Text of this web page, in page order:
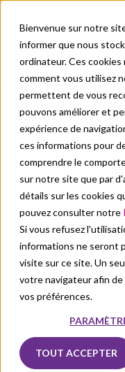
Bienvenue sur notre
informer que nous
ordinateur. Ces
comment vous utilisez
permettent de vous
pouvons améliorer et
expérience de
ces informations pour
comprendre le
sur notre site que par
détails sur les cookies
pouvez consulter notre
Si vous refusez
informations ne seront
visite sur ce site. Un
votre navigateur afin
vos préférences.
TOUT ACCEPTER
À propos de nous
TRANSFRMATION
l'ère
Academic Software
oct. 12, 2023
Le Recteur de